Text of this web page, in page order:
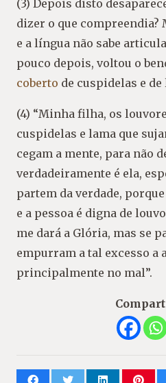
(3) Depois disto
dizer o que compreendia?
e a língua não sabe
pouco depois, voltou o
coberto de cuspidelas e
(4) “Minha filha, os
cuspidelas e lama que
cegam a mente, para não
verdadeiramente é ela,
partem da verdade,
e a pessoa é digna de
me dará a Glória, mas se
empurram a tal excesso a
principalmente no mal”.